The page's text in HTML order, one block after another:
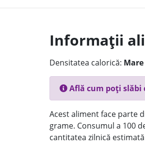
Informații
Densitatea calorică:
Află cum poți slăbi
Acest aliment face parte
grame. Consumul a 100
cantitatea zilnică